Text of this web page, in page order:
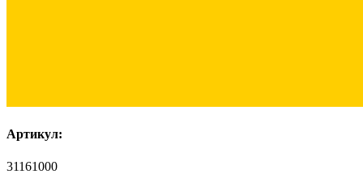
Артикул:
31161000